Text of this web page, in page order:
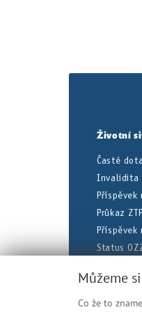
Životní
Časté
Invalidita
Příspěvek
Průkaz ZTP
Status
Můžeme
Co že to